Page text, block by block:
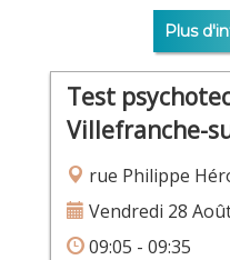
Plus
Test
Villefranche-
rue Philippe
Vendredi 28
09:05 - 09:35